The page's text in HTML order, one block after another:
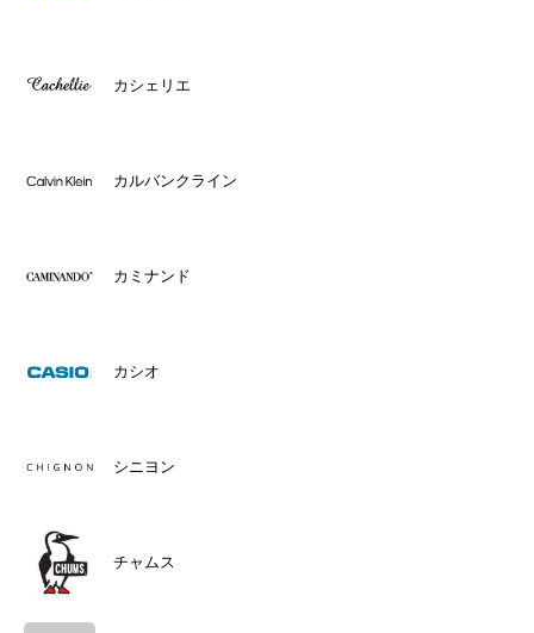
カシェリエ
カルバンクライン
カミナンド
カシオ
シニヨン
チャムス